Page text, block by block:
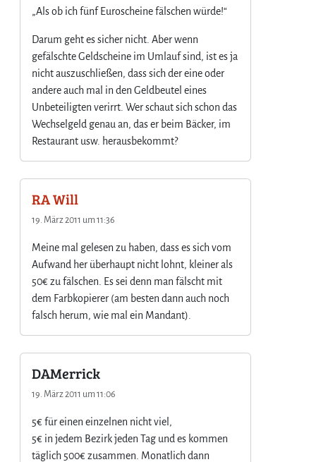
a
e
n
?
„Als ob ich fünf Euroscheine fälschen würde!“
Darum geht es sicher nicht. Aber wenn
gefälschte Geldscheine im Umlauf sind, ist es ja
nicht auszuschließen, dass sich der eine oder
andere auch mal in den Geldbeutel eines
Unbeteiligten verirrt. Wer schaut sich schon das
Wechselgeld genau an, das er beim Bäcker, im
Restaurant usw. herausbekommt?
RA Will
19. März 2011 um 11:36
Meine mal gelesen zu haben, dass es sich vom
Aufwand her überhaupt nicht lohnt, kleiner als
50€ zu fälschen. Es sei denn man fälscht mit
dem Farbkopierer (am besten dann auch noch
falsch herum, wie mal ein Mandant).
DAMerrick
19. März 2011 um 11:06
5€ für einen einzelnen nicht viel,
5€ in jedem Bezirk jeden Tag und es kommen
täglich 500€ zusammen. Monatlich dann